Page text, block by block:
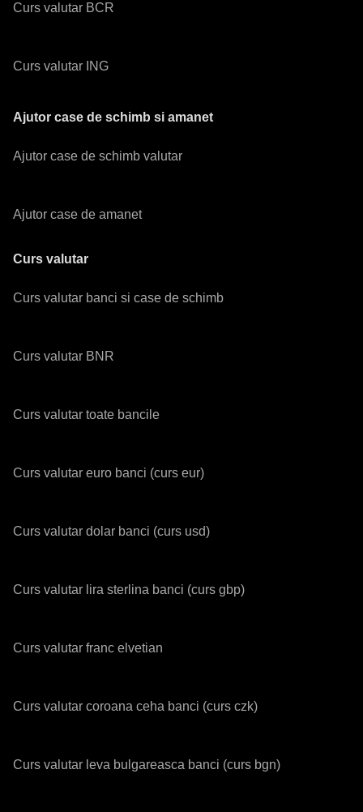
Curs valutar BCR
Curs valutar ING
Ajutor case de schimb si amanet
Ajutor case de schimb valutar
Ajutor case de amanet
Curs valutar
Curs valutar banci si case de schimb
Curs valutar BNR
Curs valutar toate bancile
Curs valutar euro banci (curs eur)
Curs valutar dolar banci (curs usd)
Curs valutar lira sterlina banci (curs gbp)
Curs valutar franc elvetian
Curs valutar coroana ceha banci (curs czk)
Curs valutar leva bulgareasca banci (curs bgn)